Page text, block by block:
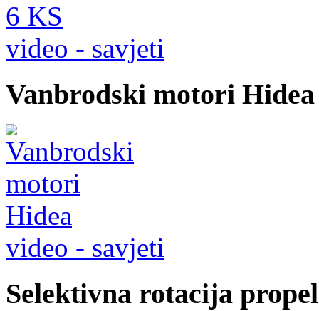
video - savjeti
Vanbrodski motori Hidea
video - savjeti
Selektivna rotacija